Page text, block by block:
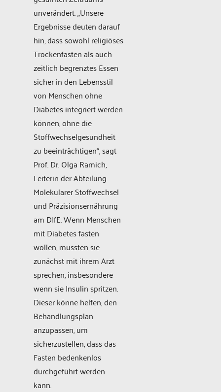
unverändert. „Unsere
Ergebnisse deuten darauf
hin, dass sowohl religiöses
Trockenfasten als auch
zeitlich begrenztes Essen
sicher in den Lebensstil
von Menschen ohne
Diabetes integriert werden
können, ohne die
Stoffwechselgesundheit
zu beeinträchtigen“, sagt
Prof. Dr. Olga Ramich,
Leiterin der Abteilung
Molekularer Stoffwechsel
und Präzisionsernährung
am DIfE. Wenn Menschen
mit Diabetes fasten
wollen, müssten sie
zunächst mit ihrem Arzt
sprechen, insbesondere
wenn sie Insulin spritzen.
Dieser könne helfen, den
Behandlungsplan
anzupassen, um
sicherzustellen, dass das
Fasten bedenkenlos
durchgeführt werden
kann.